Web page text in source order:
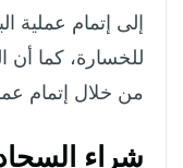
إلى إتمام عملية
للخسارة، كما
من خلال إتمام
شراء